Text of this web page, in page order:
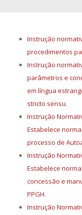
Instrução
procedimentos
Instrução
parâmetros e
em língua
stricto sensu.
Instrução
Estabelece
processo de
Instrução
Estabelece
concessão e
PPGH.
Instrução